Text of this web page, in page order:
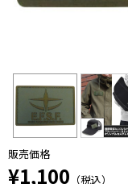
販売価格
¥1,100 （税込）